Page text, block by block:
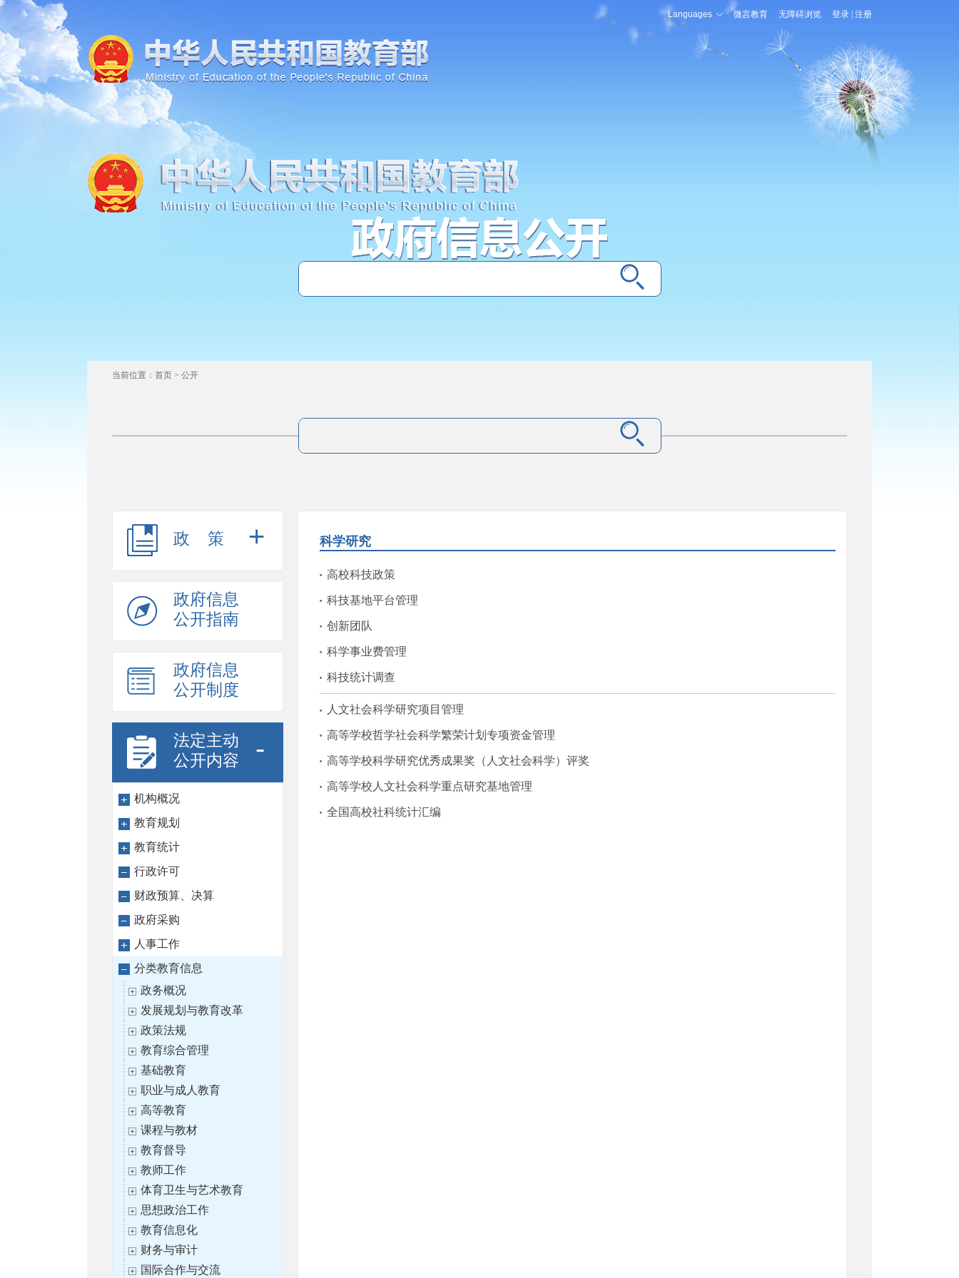
Languages 微言教育 无障碍浏览 登录 注册
当前位置： 首页 > 公开
政策 +
政府信息
公开指南
政府信息
公开制度
法定主动
公开内容
-
机构概况
教育规划
教育统计
行政许可
财政预算、决算
政府采购
人事工作
分类教育信息
政务概况
发展规划与教育改革
政策法规
教育综合管理
基础教育
职业与成人教育
高等教育
课程与教材
教育督导
教师工作
体育卫生与艺术教育
思想政治工作
教育信息化
财务与审计
国际合作与交流
科学研究
高校科技政策
科技基地平台管理
创新团队
科学事业费管理
科技统计调查
人文社会科学研究项目管理
高等学校哲学社会科学繁荣计划专项资金管理
高等学校科学研究优秀成果奖（人文社会科学）评奖
高等学校人文社会科学重点研究基地管理
全国高校社科统计汇编